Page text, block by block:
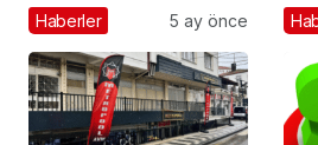
Hizmeti Nereden
Haberler 5 ay önce